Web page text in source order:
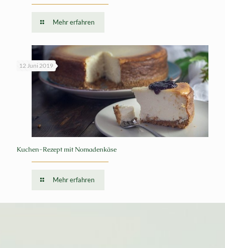
Mehr erfahren
12 Juni 2019
Kuchen-Rezept mit Nomadenkäse
Mehr erfahren